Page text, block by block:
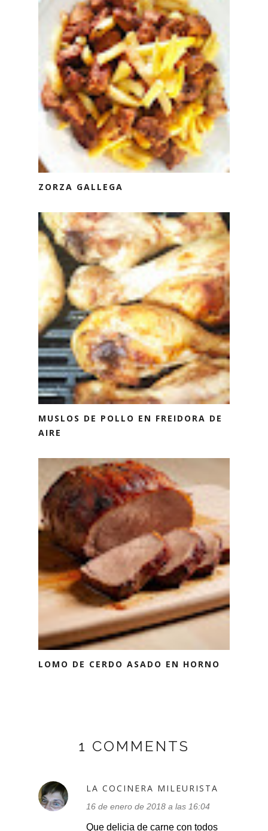
ZORZA GALLEGA
MUSLOS DE POLLO EN FREIDORA DE
AIRE
LOMO DE CERDO ASADO EN HORNO
1 COMMENTS
LA COCINERA MILEURISTA
16 de enero de 2018 a las 16:04
Que delicia de carne con todos